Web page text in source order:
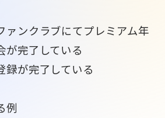
ァンクラブにてプレミアム年
が完了している
録が完了している
例